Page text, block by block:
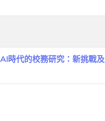
時代的校務研究：新挑戰及